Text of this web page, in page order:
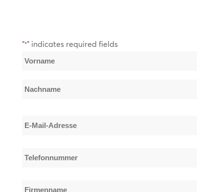
"*" indicates required fields
Name
Vorname
E-
Telefonnummer
Firmenname